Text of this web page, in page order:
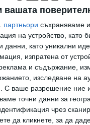
вашата
партньори съхраняваме
на устройство, като
данни, като уникални
изпратена от
и съдържание,
изследване на
С ваше разрешение ние
точни данни за
чрез
да кликнете, за да
като "таксиметрова
поправка в
от войната между
зала Стоянов заяви, че
позволява на
от
отпор от